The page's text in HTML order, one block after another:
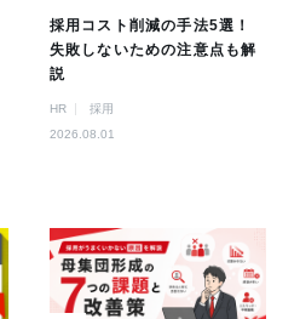
採用コスト削減の手法5選！
失敗しないための注意点も解
説
HR
採用
2026.08.01